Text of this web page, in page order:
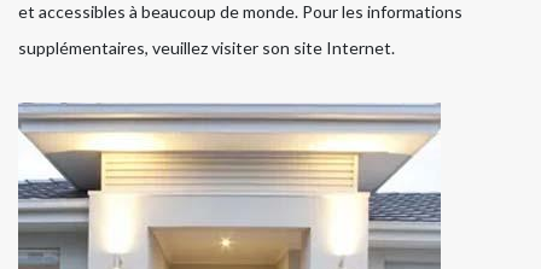
et accessibles à beaucoup de monde. Pour les informations
supplémentaires, veuillez visiter son site Internet.